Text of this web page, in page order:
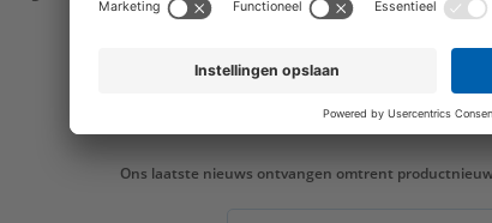
Ons laatste nieuws ontvangen omtrent